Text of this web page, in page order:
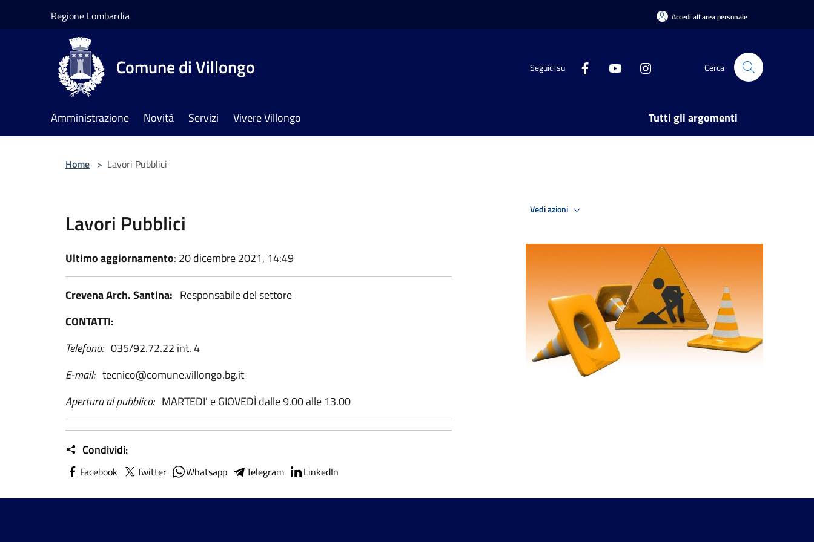
Regione Lombardia Accedi all'area personale
Comune di Villongo Seguici su Cerca
Amministrazione Novità Servizi Vivere Villongo Tutti gli argomenti
Home > Lavori Pubblici
Lavori Pubblici
Ultimo aggiornamento: 20 dicembre 2021, 14:49
Crevena Arch. Santina: Responsabile del settore
CONTATTI:
Telefono:035/92.72.22 int. 4
E-mail: tecnico@comune.villongo.bg.it
Apertura al pubblico: MARTEDI' e GIOVEDÌ dalle 9.00 alle 13.00
Condividi:
Facebook Twitter Whatsapp Telegram LinkedIn
Vedi azioni